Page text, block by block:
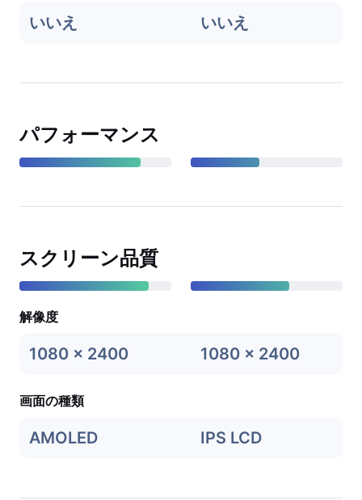
いいえ いいえ
パフォーマンス
スクリーン品質
解像度
1080 x 2400 1080 x 2400
画面の種類
AMOLED IPS LCD